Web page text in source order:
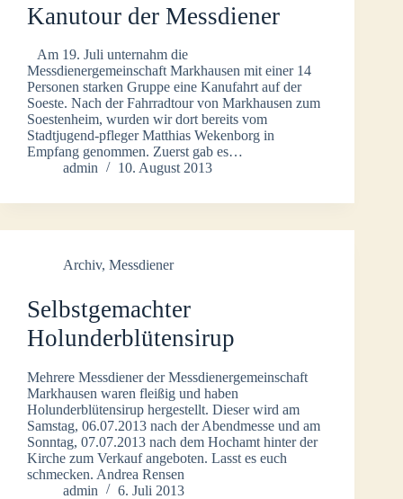
Kanutour der Messdiener
Am 19. Juli unternahm die
Messdienergemeinschaft Markhausen mit einer 14
Personen starken Gruppe eine Kanufahrt auf der
Soeste. Nach der Fahrradtour von Markhausen zum
Soestenheim, wurden wir dort bereits vom
Stadtjugend-pfleger Matthias Wekenborg in
Empfang genommen. Zuerst gab es…
admin
10. August 2013
Archiv, Messdiener
Selbstgemachter
Holunderblütensirup
Mehrere Messdiener der Messdienergemeinschaft
Markhausen waren fleißig und haben
Holunderblütensirup hergestellt. Dieser wird am
Samstag, 06.07.2013 nach der Abendmesse und am
Sonntag, 07.07.2013 nach dem Hochamt hinter der
Kirche zum Verkauf angeboten. Lasst es euch
schmecken. Andrea Rensen
admin
6. Juli 2013